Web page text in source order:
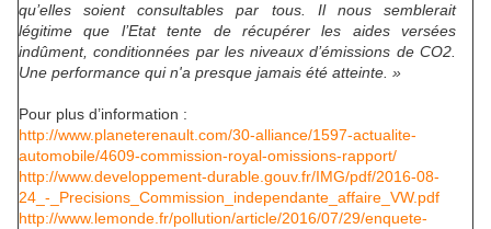
qu’elles soient consultables par tous. Il nous semblerait
légitime que l’Etat tente de récupérer les aides versées
indûment, conditionnées par les niveaux d’émissions de CO2.
Une performance qui n'a presque jamais été atteinte. »
Pour plus d’information :
http://www.planeterenault.com/30-alliance/1597-actualite-
automobile/4609-commission-royal-omissions-rapport/
http://www.developpement-durable.gouv.fr/IMG/pdf/2016-08-
24_-_Precisions_Commission_ independante_affaire_VW.pdf
http://www.lemonde.fr/pollution/article/2016/07/29/enquete-